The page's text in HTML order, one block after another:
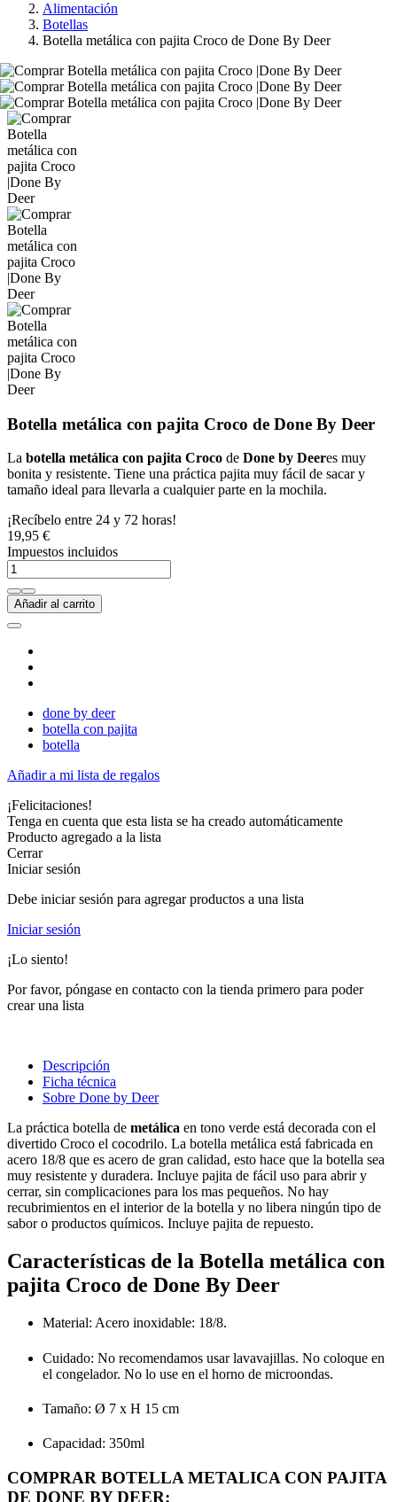
Alimentación
Botellas
Botella metálica con pajita Croco de Done By Deer
Botella metálica con pajita Croco de Done By Deer
La botella metálica con pajita Croco de Done by Deeres muy
bonita y resistente. Tiene una práctica pajita muy fácil de sacar y
tamaño ideal para llevarla a cualquier parte en la mochila.
¡Recíbelo entre 24 y 72 horas!
19,95 €
Impuestos incluidos
Añadir al carrito
done by deer
botella con pajita
botella
Añadir a mi lista de regalos
¡Felicitaciones!
Tenga en cuenta que esta lista se ha creado automáticamente
Producto agregado a la lista
Cerrar
Iniciar sesión
Debe iniciar sesión para agregar productos a una lista
Iniciar sesión
¡Lo siento!
Por favor, póngase en contacto con la tienda primero para poder
crear una lista
Descripción
Ficha técnica
Sobre Done by Deer
La práctica botella de metálica en tono verde está decorada con el
divertido Croco el cocodrilo. La botella metálica está fabricada en
acero 18/8 que es acero de gran calidad, esto hace que la botella sea
muy resistente y duradera. Incluye pajita de fácil uso para abrir y
cerrar, sin complicaciones para los mas pequeños. No hay
recubrimientos en el interior de la botella y no libera ningún tipo de
sabor o productos químicos. Incluye pajita de repuesto.
Características de la Botella metálica con
pajita Croco de Done By Deer
Material: Acero inoxidable: 18/8.
Cuidado: No recomendamos usar lavavajillas. No coloque en
el congelador. No lo use en el horno de microondas.
Tamaño: Ø 7 x H 15 cm
Capacidad: 350ml
COMPRAR BOTELLA METALICA CON PAJITA
DE DONE BY DEER: